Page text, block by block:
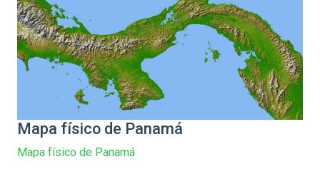
Mapa físico de Panamá
Mapa físico de Panamá